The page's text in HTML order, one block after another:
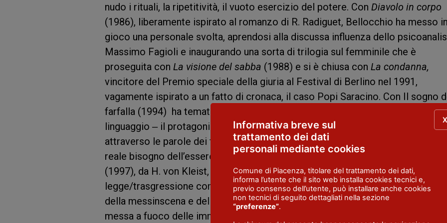
nudo i rituali, la ripetitività, il vuoto esercizio del potere. Con Diavolo in corpo
(1986), liberamente ispirato al romanzo di R. Radiguet, Bellocchio ha messo in
gioco una personale svolta, aprendosi alla discussa influenza dello
Massimo Fagioli e inaugurando una sorta di trilogia sul femminile che è
proseguita con La visione del sabba (1988) e si è chiusa con La condanna,
vincitore del Premio speciale della giuria al Festival di Berlino nel 1991,
vagamente ispirato a un fatto di cronaca, il caso Popi Saracino. Con Il sogno
farfalla (1994) ha tematizzato nodi complessi, in primo luogo quello del
linguaggio ‒ il protagonista, un attore, non parla per scelta volontaria, se non
attraverso le parole dei testi, sul palcoscenico ‒ e della comunicazione come
reale bisogno dell’essere umano. Anche nel successivoIl principe di Homburg
(1997), da H. von Kleist, attraverso il doppio registro realtà/sogno,
legge/trasgressione connaturato alla sua opera, il regista intreccia nelle pieghe
della messinscena e del ritmo luministico un complesso e sensibile processo
messa a fuoco delle immagini, con un uso insistito della dissolvenza incrociata.
Informativa breve sul
trattamento dei dati
personali mediante cookies
Comune di Piacenza, titolare del trattamento dei dati,
informa l’utente che il sito web installa cookies tecnici e,
previo consenso dell’utente, può installare anche cookies
non tecnici di seguito dettagliati nella sezione
“preferenze”.
X